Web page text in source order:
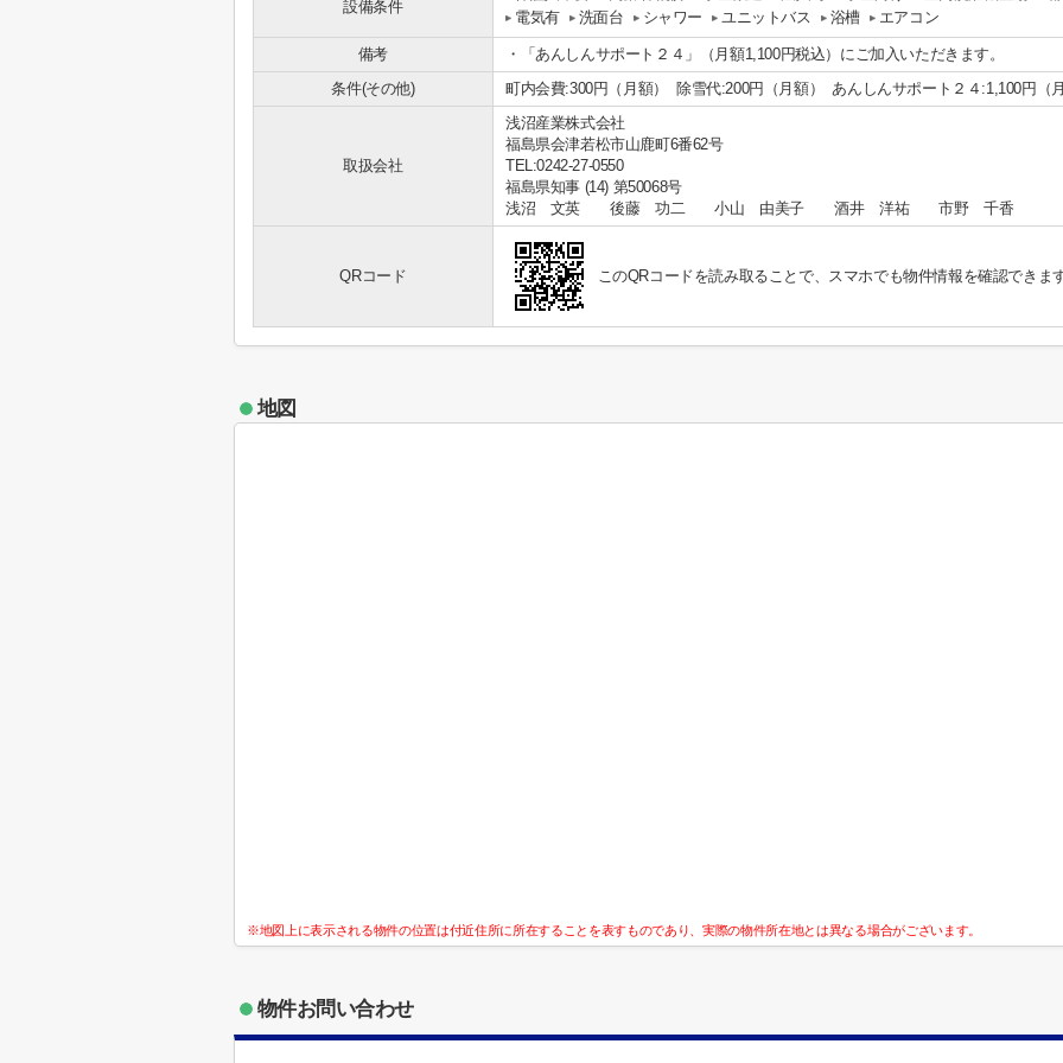
設備条件
電気有
洗面台 シャワー ユニットバス 浴槽 エアコン
備考
・「あんしんサポート２４」（月額1,100円税込）にご加入いただきます。
条件(その他)
町内会費:300円（月額） 除雪代:200円（月額） あんしんサポート２４:1,100円（月
取扱会社
浅沼産業株式会社
福島県会津若松市山鹿町6番62号
TEL:0242-27-0550
福島県知事 (14) 第50068号
浅沼 文英 後藤 功二 小山 由美子 酒井 洋祐 市野 千香
QRコード このQRコードを読み取ることで、スマホでも物件情報を確認できます
地図
※地図上に表示される物件の位置は付近住所に所在することを表すものであり、実際の物件所在地とは異なる場合がございます。
物件お問い合わせ